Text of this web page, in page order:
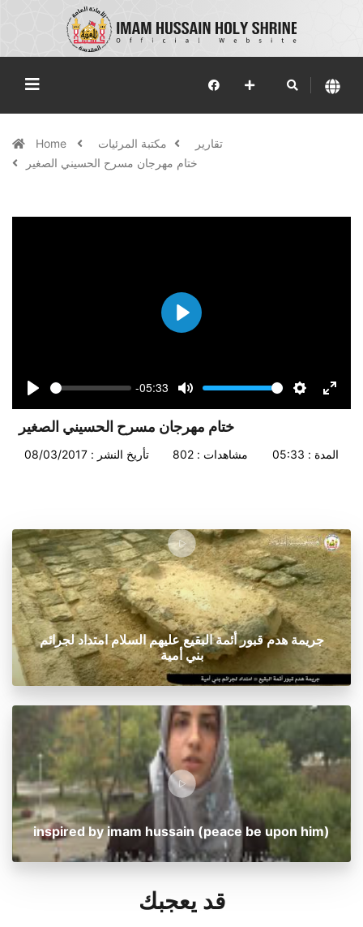
Home مكتبة المرئيات
تقارير
ختام مهرجان مسرح الحسيني الصغير
Play
Seek
-05:33
Volume
ختام مهرجان مسرح الحسيني الصغير
تأريخ النشر : 08/03/2017 مشاهدات : 802 المدة : 05:33
جريمة هدم قبور أئمة البقيع عليهم السلام امتداد لجرائم
بني أمية
inspired by imam hussain (peace be upon him)
قد يعجبك